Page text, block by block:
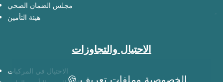
مجلس الضمان الصحي
هيئة التأمين
الاحتيال والتجاوزات
الاحتيال في المركبات
🍪 الخصوصية وملفات تعريف